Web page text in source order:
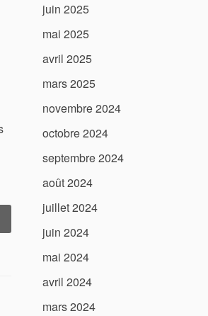
juin 2025
mai 2025
avril 2025
mars 2025
novembre 2024
octobre 2024
septembre 2024
août 2024
juillet 2024
juin 2024
mai 2024
avril 2024
mars 2024